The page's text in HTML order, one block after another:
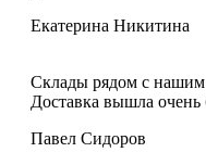
Екатерина Никитина
Склады рядом с
Доставка вышла очень
Павел Сидоров